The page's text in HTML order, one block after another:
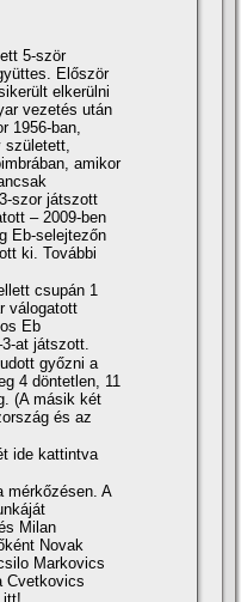
5-ször
Először
elkerülni
vezetés után
1956-ban,
született,
amikor
szor játszott
– 2009-ben
Eb-selejtezőn
ki. További
csupán 1
válogatott
Eb
at játszott.
győzni a
4 döntetlen, 11
(A másik két
és az
ide kattintva
mérkőzésen. A
Milan
Novak
Markovics
Cvetkovics